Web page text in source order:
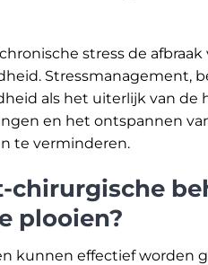
stress de
Stressmanagement,
als het uiterlijk van
en het ontspannen
te verminderen.
chirurgische
plooien?
kunnen effectief worden